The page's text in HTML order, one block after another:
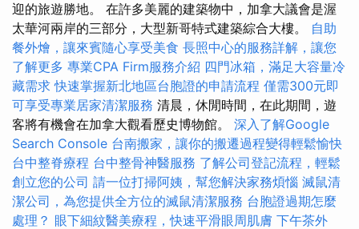
迎的旅遊勝地。 在許多美麗的建築物中，加拿大議會是渥
太華河兩岸的三部分，大型新哥特式建築綜合大樓。 自助
餐外燴，讓來賓隨心享受美食 長照中心的服務詳解，讓您
了解更多 專業CPA Firm服務介紹 四門冰箱，滿足大容量冷
藏需求 快速掌握新北地區台胞證的申請流程 僅需300元即
可享受專業居家清潔服務 清晨，休閒時間，在此期間，遊
客將有機會在加拿大觀看歷史博物館。 深入了解Google
Search Console 台南搬家，讓你的搬遷過程變得輕鬆愉快
台中整脊療程 台中整骨神醫服務 了解公司登記流程，輕鬆
創立您的公司 請一位打掃阿姨，幫您解決家務煩惱 滅鼠清
潔公司，為您提供全方位的滅鼠清潔服務 台胞證過期怎麼
處理？ 眼下細紋醫美療程，快速平滑眼周肌膚 下午茶外